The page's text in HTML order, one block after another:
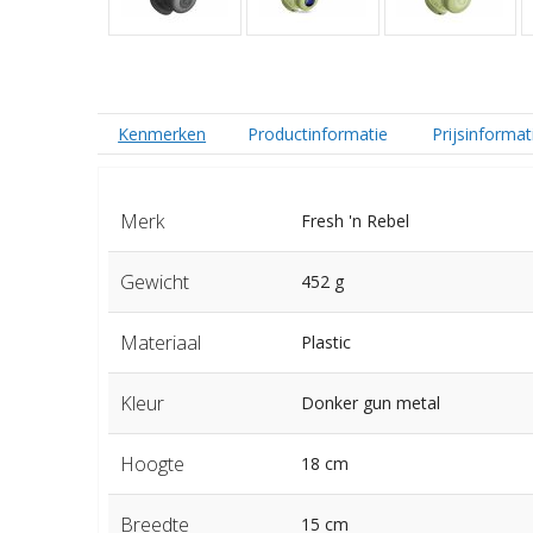
Kenmerken Productinformatie
Merk Fresh 'n Rebel
Gewicht 452 g
Materiaal Plastic
Kleur Donker gun metal
Hoogte 18 cm
Breedte 15 cm